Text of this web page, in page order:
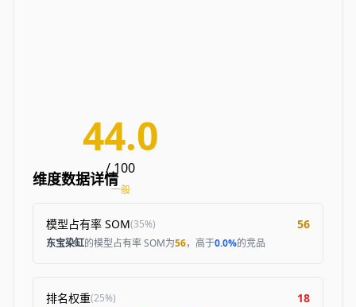
44.0
/ 100
一般
维度数据详情
模型占有率 SOM(35%) 56
东宝染缸的模型占有率 SOM为56，高于0.0%的竞品
排名权重(25%) 18